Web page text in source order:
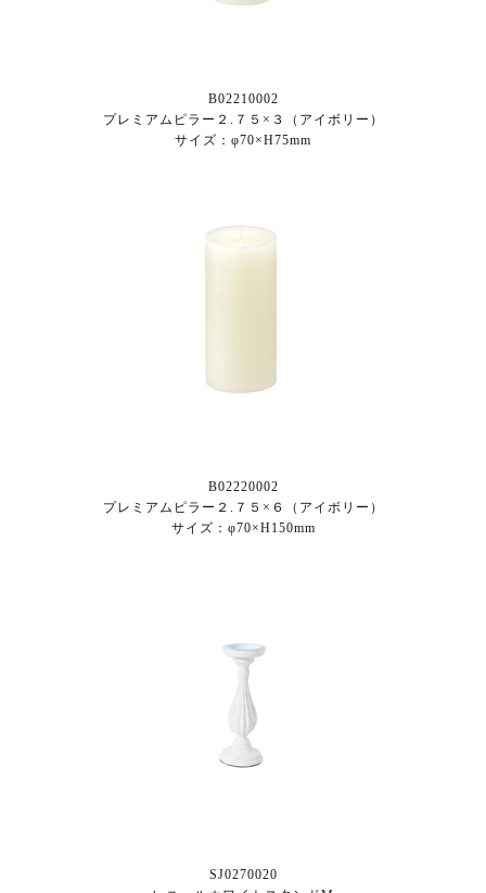
B02210002
プレミアムピラー２.７５×３（アイボリー）
サイズ：φ70×H75mm
B02220002
プレミアムピラー２.７５×６（アイボリー）
サイズ：φ70×H150mm
SJ0270020